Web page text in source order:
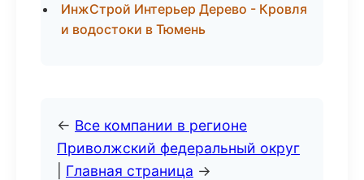
ИнжСтрой Интерьер Дерево - Кровля
и водостоки в Тюмень
← Все компании в регионе
Приволжский федеральный округ
Главная страница →